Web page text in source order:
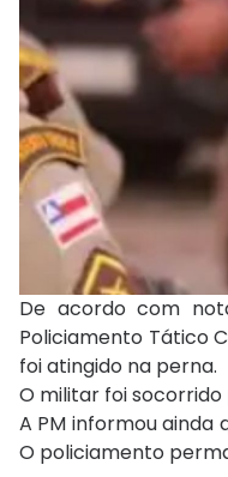
De acordo com
Policiamento Tático
foi atingido na perna.
O militar foi
A PM informou ainda
O policiamento